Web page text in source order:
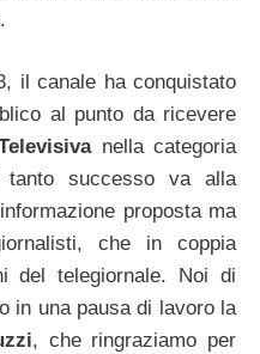
il canale ha conquistato
al punto da ricevere
nella categoria
successo va alla
proposta ma
che in coppia
del telegiornale. Noi di
in una pausa di lavoro la
, che ringraziamo per